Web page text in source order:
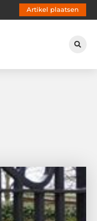
Artikel plaatsen